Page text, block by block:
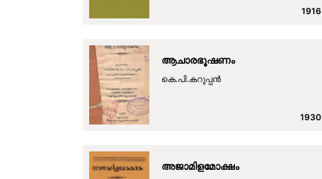
1916
ആചാരഭൂഷണം
കെ.പി.കറുപ്പന്‍
1930
അജാമിളമോക്ഷം